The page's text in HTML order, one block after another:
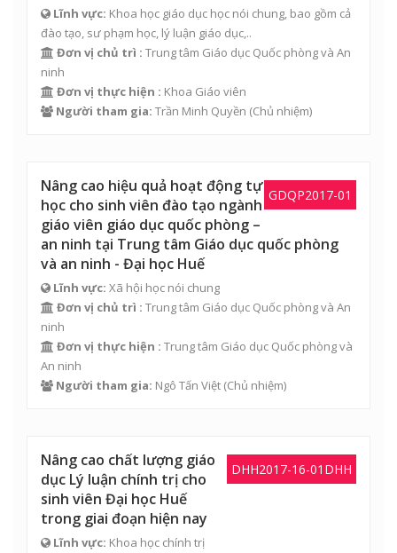
Lĩnh vực: Khoa học giáo dục học nói chung, bao gồm cả
đào tạo, sư phạm học, lý luận giáo dục,..
Đơn vị chủ trì : Trung tâm Giáo dục Quốc phòng và An
ninh
Đơn vị thực hiện : Khoa Giáo viên
Người tham gia: Trần Minh Quyền (Chủ nhiệm)
GDQP2017-01
Nâng cao hiệu quả hoạt động tự
học cho sinh viên đào tạo ngành
giáo viên giáo dục quốc phòng –
an ninh tại Trung tâm Giáo dục quốc phòng
và an ninh - Đại học Huế
Lĩnh vực: Xã hội học nói chung
Đơn vị chủ trì : Trung tâm Giáo dục Quốc phòng và An
ninh
Đơn vị thực hiện : Trung tâm Giáo dục Quốc phòng và
An ninh
Người tham gia: Ngô Tấn Việt (Chủ nhiệm)
DHH2017-16-01DHH
Nâng cao chất lượng giáo
dục Lý luận chính trị cho
sinh viên Đại học Huế
trong giai đoạn hiện nay
Lĩnh vực: Khoa học chính trị